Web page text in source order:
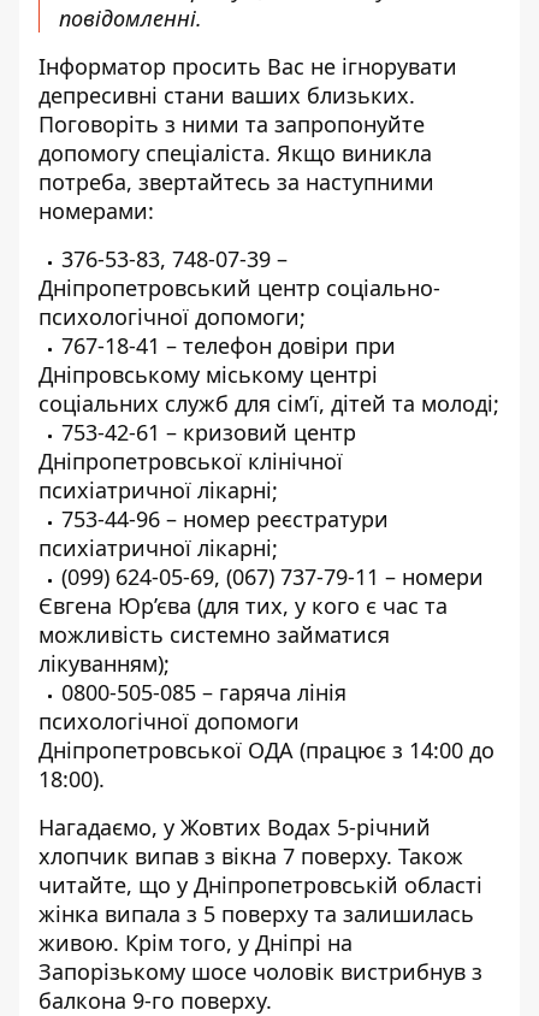
повідомленні.
Інформатор просить Вас не ігнорувати
депресивні стани ваших близьких.
Поговоріть з ними та запропонуйте
допомогу спеціаліста. Якщо виникла
потреба, звертайтесь за наступними
номерами:
376-53-83, 748-07-39 –
Дніпропетровський центр соціально-
психологічної допомоги;
767-18-41 – телефон довіри при
Дніпровському міському центрі
соціальних служб для сім’ї, дітей та молоді;
753-42-61 – кризовий центр
Дніпропетровської клінічної
психіатричної лікарні;
753-44-96 – номер реєстратури
психіатричної лікарні;
(099) 624-05-69, (067) 737-79-11 – номери
Євгена Юр’єва (для тих, у кого є час та
можливість системно займатися
лікуванням);
0800-505-085 – гаряча лінія
психологічної допомоги
Дніпропетровської ОДА (працює з 14:00 до
18:00).
Нагадаємо, у Жовтих Водах 5-річний
хлопчик випав з вікна 7 поверху. Також
читайте, що у Дніпропетровській області
жінка випала з 5 поверху та залишилась
живою. Крім того, у Дніпрі на
Запорізькому шосе чоловік вистрибнув з
балкона 9-го поверху.